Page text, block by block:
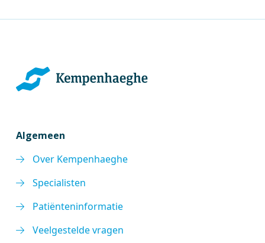
Algemeen
Over Kempenhaeghe
Specialisten
Patiënteninformatie
Veelgestelde vragen